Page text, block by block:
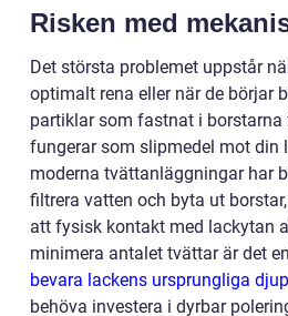
Risken med
Det största problemet uppstår
optimalt rena eller när de börjar
partiklar som fastnat i
fungerar som slipmedel mot din
moderna tvättanläggningar har
filtrera vatten och byta ut
att fysisk kontakt med lackytan
minimera antalet tvättar är det
bevara lackens ursprungliga djup
behöva investera i dyrbar